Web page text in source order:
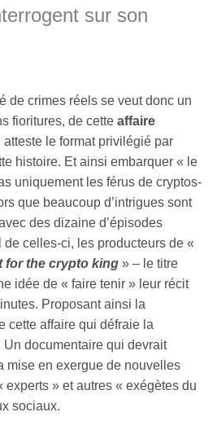
sur son
de crimes réels se veut donc un
fioritures, de cette affaire
atteste le format privilégié par
histoire. Et ainsi embarquer « le
uniquement les férus de cryptos-
que beaucoup d’intrigues sont
des dizaine d’épisodes
celles-ci, les producteurs de «
for the crypto king » – le titre
idée de « faire tenir » leur récit
Proposant ainsi la
cette affaire qui défraie la
documentaire qui devrait
mise en exergue de nouvelles
experts » et autres « exégètes du
sociaux.